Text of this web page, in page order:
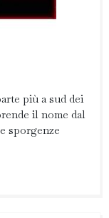
più a sud dei
il nome dal
sporgenze